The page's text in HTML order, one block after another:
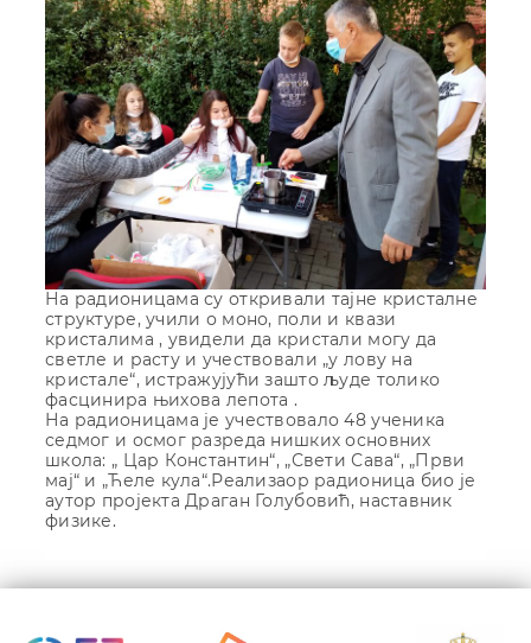
На радионицама су откривали тајне кристалне
структуре, учили о моно, поли и квази
кристалима , увидели да кристали могу да
светле и расту и учествовали „у лову на
кристале“, истражујући зашто људе толико
фасцинира њихова лепота .
На радионицама је учествовало 48 ученика
седмог и осмог разреда нишких основних
школа: „ Цар Константин“, „Свети Сава“, „Први
мај“ и „Ћеле кула“.Реализаор радионица био је
аутор пројекта Драган Голубовић, наставник
физике.
Кретање